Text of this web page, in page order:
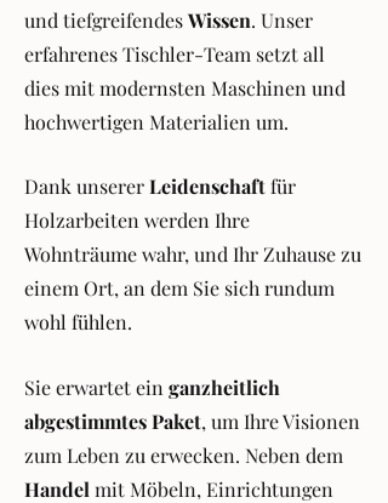
und tiefgreifendesWissen. Unser
erfahrenes Tischler-Team setzt all
dies mit modernsten Maschinen und
hochwertigen Materialien um.
Dank unsererLeidenschaftfür
Holzarbeiten werden Ihre
Wohnträume wahr, und Ihr Zuhause zu
einem Ort, an dem Sie sich rundum
wohl fühlen.
Sie erwartet ein ganzheitlich
abgestimmtes Paket, um Ihre Visionen
zum Leben zu erwecken. Neben dem
Handel mit Möbeln, Einrichtungen